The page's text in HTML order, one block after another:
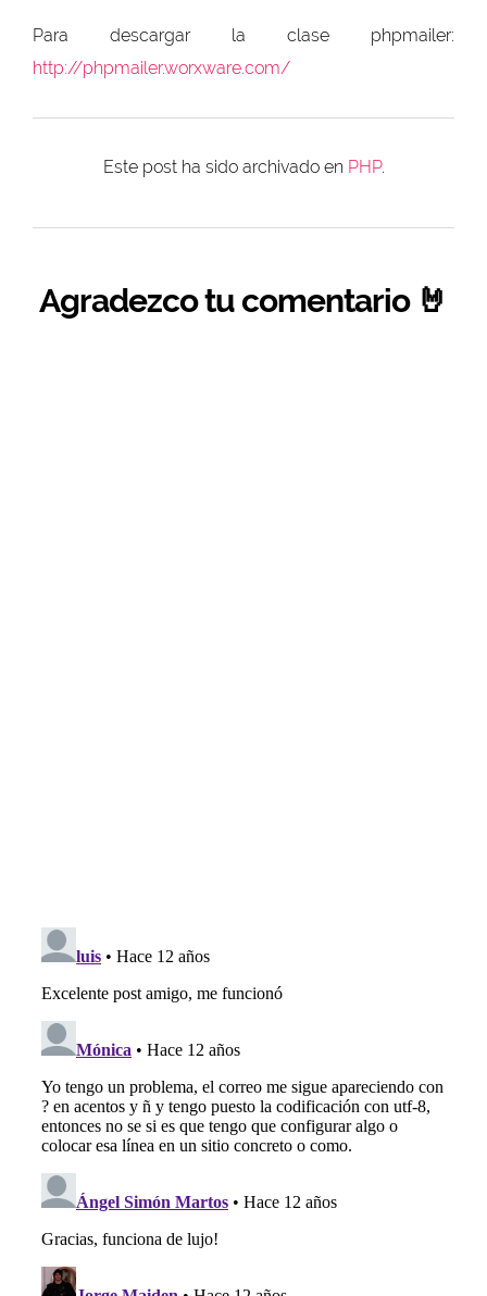
Para descargar la clase phpmailer:
http://phpmailer.worxware.com/
Este post ha sido archivado en PHP.
Agradezco tu comentario 🤘